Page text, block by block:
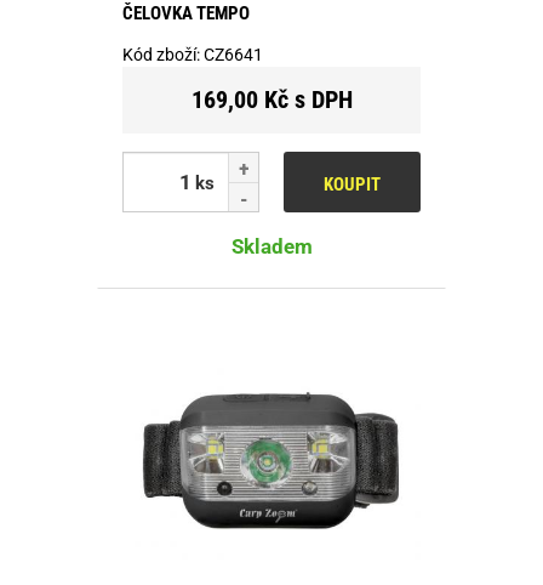
ČELOVKA TEMPO
Kód zboží:CZ6641
169,00 Kč s DPH
ks KOUPIT
Skladem